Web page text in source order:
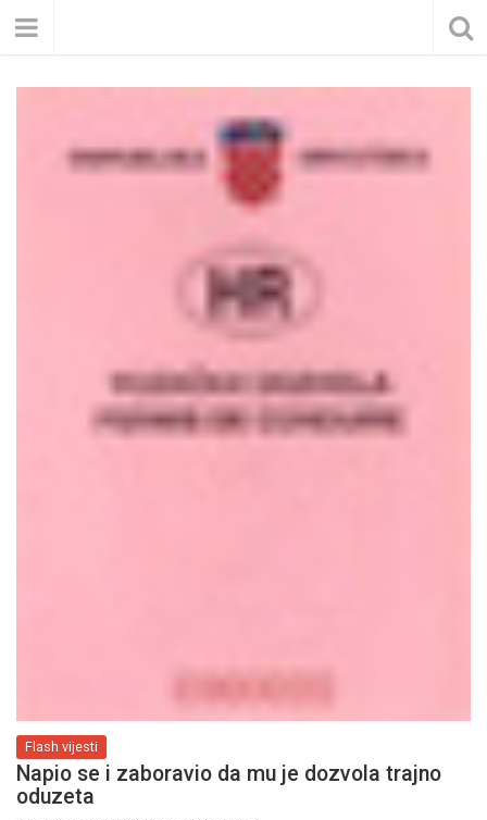
Flash vijesti
Napio se i zaboravio da mu je dozvola trajno
oduzeta